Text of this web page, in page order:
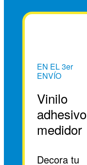
EN EL 3er
ENVÍO
Vinilo
adhesivo
medidor
Decora tu